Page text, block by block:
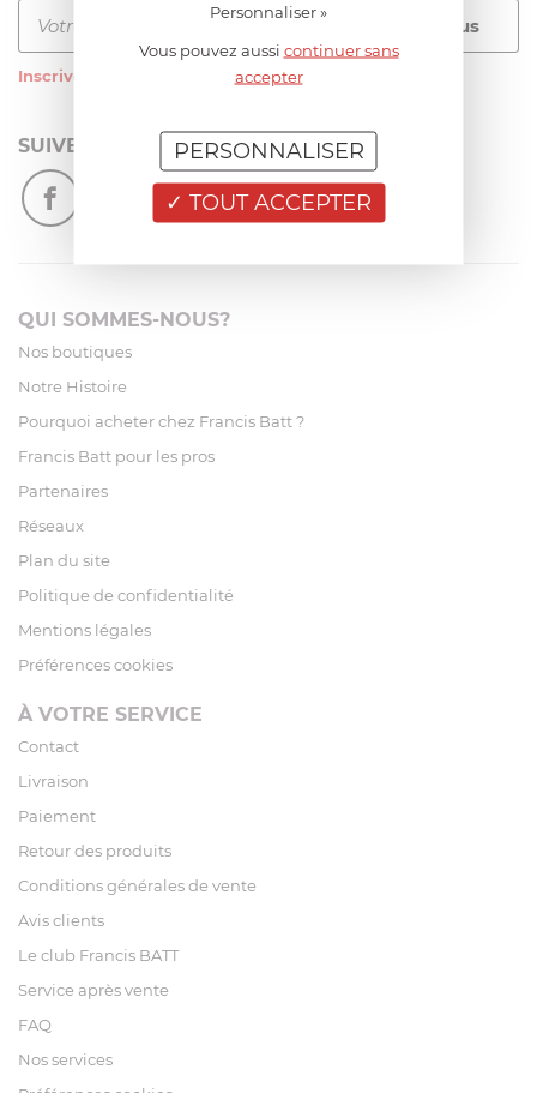
Inscrivez-vous à notre newsletter
SUIVEZ-NOUS
QUI SOMMES-NOUS?
Nos boutiques
Notre Histoire
Pourquoi acheter chez Francis Batt ?
Francis Batt pour les pros
Partenaires
Réseaux
Plan du site
Politique de confidentialité
Mentions légales
Préférences cookies
À VOTRE SERVICE
Contact
Livraison
Paiement
Retour des produits
Conditions générales de vente
Avis clients
Le club Francis BATT
Service après vente
FAQ
Nos services
Personnaliser »
Vous pouvez aussi continuer sans
accepter
TOUT ACCEPTER
PERSONNALISER